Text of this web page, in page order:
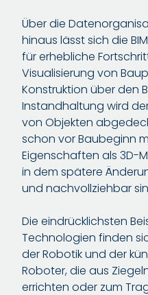
Über die
hinaus lässt sich die
für erhebliche
Visualisierung von
Konstruktion über den
Instandhaltung wird
von Objekten
schon vor Baubeginn
Eigenschaften als 3D-
in dem spätere
und nachvollziehbar
Die eindrücklichsten
Technologien finden
der Robotik und der
Roboter, die aus
errichten oder zum